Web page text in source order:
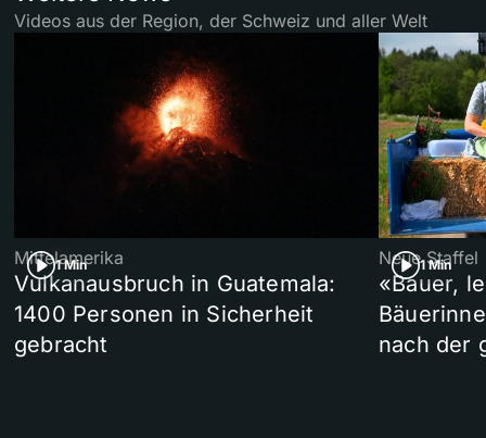
Videos aus der Region, der Schweiz und aller Welt
1 Min
Mittelamerika
Vulkanausbruch in Guatemala:
1400 Personen in Sicherheit
gebracht
1 Min
Neue Staffel
«Bauer,
nach der